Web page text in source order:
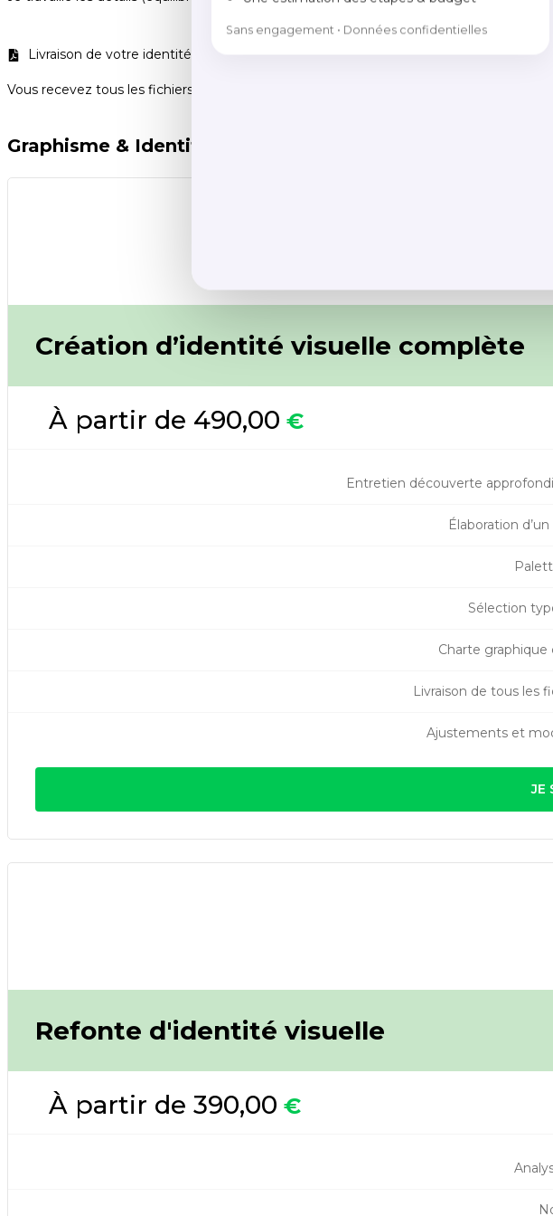
Livraison de votre identité
Vous recevez tous les fichiers nécessaires en haute qualité (web et impression),
Graphisme & Identité visuelle
Création d’identité visuelle complète
À partir de 490,00 €
Entretien découverte
Élaboration
Sélection
Charte graphique
Livraison de tous les
Ajustements et
JE
Refonte d'identité visuelle
À partir de 390,00 €
Sans engagement • Données confidentielles